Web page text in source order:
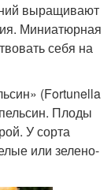
выращивают
Миниатюрная
себя на
(Fortunella
Плоды
У сорта
или зелено-